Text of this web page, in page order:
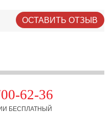
ОСТАВИТЬ ОТЗЫВ
62-36
БЕСПЛАТНЫЙ